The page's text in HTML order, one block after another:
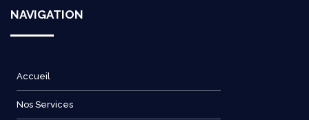
NAVIGATION
Accueil
Nos Services